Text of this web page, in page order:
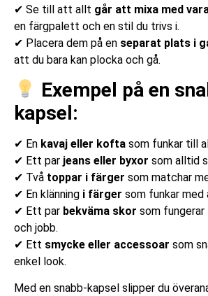
✔ Se till att allt går att mixa med
en färgpalett och en stil du trivs i.
✔ Placera dem på en separat plats i
att du bara kan plocka och gå.
Exempel på en
kapsel:
✔ En kavaj eller kofta som funkar till
✔ Ett par jeans eller byxor som alltid
✔ Två toppar i färger som matchar
✔ En klänning i färger som funkar med
✔ Ett par bekväma skor som
och jobb.
✔ Ett smycke eller accessoar som
enkel look.
Med en snabb-kapsel slipper du